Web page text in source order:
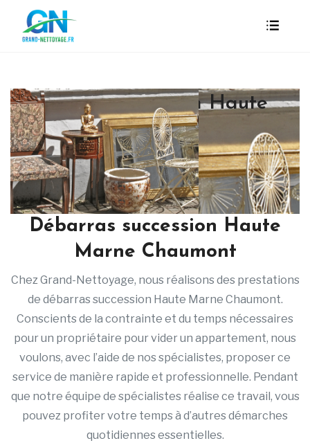
Débarras succession Haute
Marne Chaumont
Débarras succession Haute
Marne Chaumont
Chez Grand-Nettoyage, nous réalisons des prestations
de débarras succession Haute Marne Chaumont.
Conscients de la contrainte et du temps nécessaires
pour un propriétaire pour vider un appartement, nous
voulons, avec l’aide de nos spécialistes, proposer ce
service de manière rapide et professionnelle. Pendant
que notre équipe de spécialistes réalise ce travail, vous
pouvez profiter votre temps à d’autres démarches
quotidiennes essentielles.